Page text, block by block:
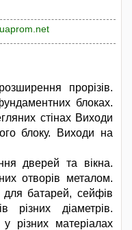
прорізів.
блоках.
стінах Виходи
блоку. Виходи на
дверей та вікна.
отворів металом.
батарей, сейфів
різних діаметрів.
різних матеріалах